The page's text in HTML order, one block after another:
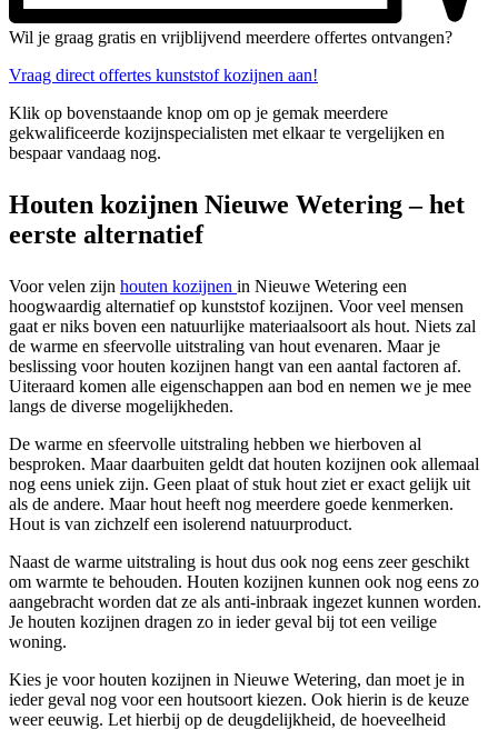
Wil je graag gratis en vrijblijvend meerdere offertes ontvangen?
Vraag direct offertes kunststof kozijnen aan!
Klik op bovenstaande knop om op je gemak meerdere
gekwalificeerde kozijnspecialisten met elkaar te vergelijken en
bespaar vandaag nog.
Houten kozijnen Nieuwe Wetering – het
eerste alternatief
Voor velen zijn houten kozijnen in Nieuwe Wetering een
hoogwaardig alternatief op kunststof kozijnen. Voor veel mensen
gaat er niks boven een natuurlijke materiaalsoort als hout. Niets zal
de warme en sfeervolle uitstraling van hout evenaren. Maar je
beslissing voor houten kozijnen hangt van een aantal factoren af.
Uiteraard komen alle eigenschappen aan bod en nemen we je mee
langs de diverse mogelijkheden.
De warme en sfeervolle uitstraling hebben we hierboven al
besproken. Maar daarbuiten geldt dat houten kozijnen ook allemaal
nog eens uniek zijn. Geen plaat of stuk hout ziet er exact gelijk uit
als de andere. Maar hout heeft nog meerdere goede kenmerken.
Hout is van zichzelf een isolerend natuurproduct.
Naast de warme uitstraling is hout dus ook nog eens zeer geschikt
om warmte te behouden. Houten kozijnen kunnen ook nog eens zo
aangebracht worden dat ze als anti-inbraak ingezet kunnen worden.
Je houten kozijnen dragen zo in ieder geval bij tot een veilige
woning.
Kies je voor houten kozijnen in Nieuwe Wetering, dan moet je in
ieder geval nog voor een houtsoort kiezen. Ook hierin is de keuze
weer eeuwig. Let hierbij op de deugdelijkheid, de hoeveelheid